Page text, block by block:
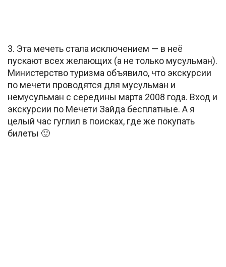
3. Эта мечеть стала исключением — в неё
пускают всех желающих (а не только мусульман).
Министерство туризма объявило, что экскурсии
по мечети проводятся для мусульман и
немусульман с середины марта 2008 года. Вход и
экскурсии по Мечети Зайда бесплатные. А я
целый час гуглил в поисках, где же покупать
билеты 🙂